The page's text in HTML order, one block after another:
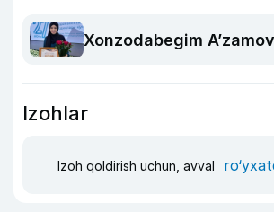
Xonzodabegim
Izohlar
Izoh qoldirish uchun, avval